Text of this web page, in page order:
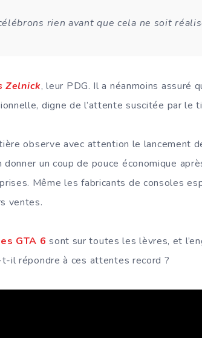
rien avant que cela ne soit
Zelnick, leur PDG. Il a néanmoins assuré
digne de l’attente suscitée par le
observe avec attention le lancement
donner un coup de pouce économique
Même les fabricants de consoles
ventes.
GTA 6 sont sur toutes les lèvres, et
il répondre à ces attentes record ?